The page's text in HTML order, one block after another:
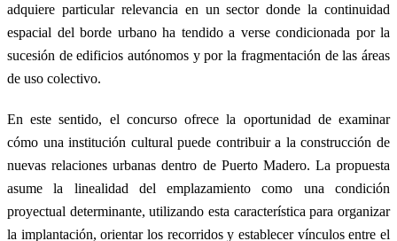
adquiere particular relevancia en un sector donde la continuidad
espacial del borde urbano ha tendido a verse condicionada por la
sucesión de edificios autónomos y por la fragmentación de las áreas
de uso colectivo.
En este sentido, el concurso ofrece la oportunidad de examinar
cómo una institución cultural puede contribuir a la construcción de
nuevas relaciones urbanas dentro de Puerto Madero. La propuesta
asume la linealidad del emplazamiento como una condición
proyectual determinante, utilizando esta característica para organizar
la implantación, orientar los recorridos y establecer vínculos entre el